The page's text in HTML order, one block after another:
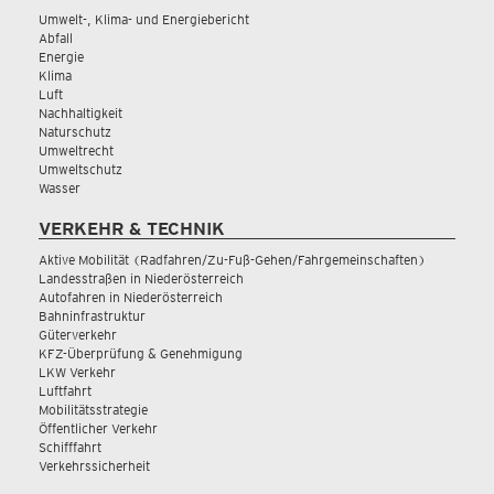
Umwelt-, Klima- und Energiebericht
Abfall
Energie
Klima
Luft
Nachhaltigkeit
Naturschutz
Umweltrecht
Umweltschutz
Wasser
VERKEHR & TECHNIK
Aktive Mobilität (Radfahren/Zu-Fuß-Gehen/Fahrgemeinschaften)
Landesstraßen in Niederösterreich
Autofahren in Niederösterreich
Bahninfrastruktur
Güterverkehr
KFZ-Überprüfung & Genehmigung
LKW Verkehr
Luftfahrt
Mobilitätsstrategie
Öffentlicher Verkehr
Schifffahrt
Verkehrssicherheit